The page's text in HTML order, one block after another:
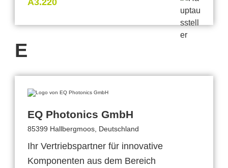
A3.220
E
EQ Photonics GmbH
85399 Hallbergmoos, Deutschland
Ihr Vertriebspartner für innovative
Komponenten aus dem Bereich